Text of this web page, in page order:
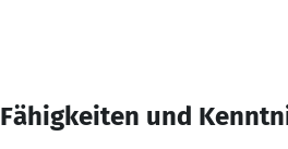
Fähigkeiten und